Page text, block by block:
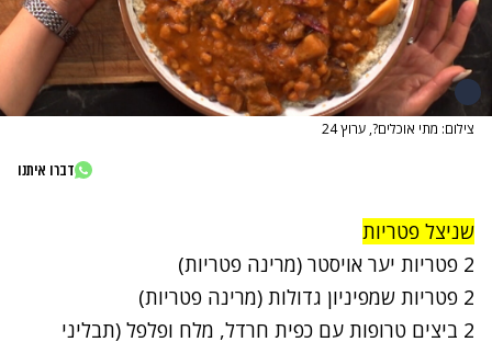
צילום: מתי אוכלים?, ערוץ 24
דברו איתנו
שניצל פטריות
2 פטריות יער אויסטר (מרינה פטריות)
2 פטריות שמפיניון גדולות (מרינה פטריות)
2 ביצים טרופות עם כפית חרדל, מלח ופלפל (תבליני